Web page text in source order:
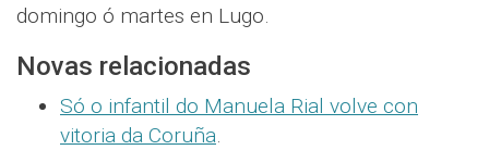
domingo ó martes en Lugo.
Novas relacionadas
Só o infantil do Manuela Rial volve con
vitoria da Coruña.